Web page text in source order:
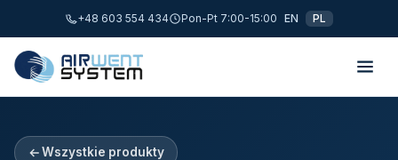
+48 603 554 434 Pon-Pt 7:00-15:00 EN PL
Wszystkie produkty